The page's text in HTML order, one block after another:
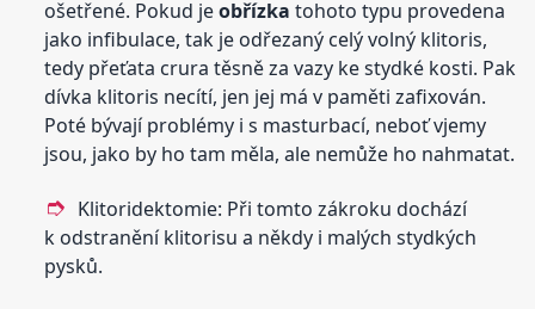
ošetřené. Pokud jeobřízka tohoto typu provedena
jako infibulace, tak je odřezaný celý volný klitoris,
tedy přeťata crura těsně za vazy ke stydké kosti. Pak
dívka klitoris necítí, jen jej má v paměti zafixován.
Poté bývají problémy i s masturbací, neboť vjemy
jsou, jako by ho tam měla, ale nemůže ho nahmatat.
Klitoridektomie: Při tomto zákroku dochází
k odstranění klitorisu a někdy i malých stydkých
pysků.